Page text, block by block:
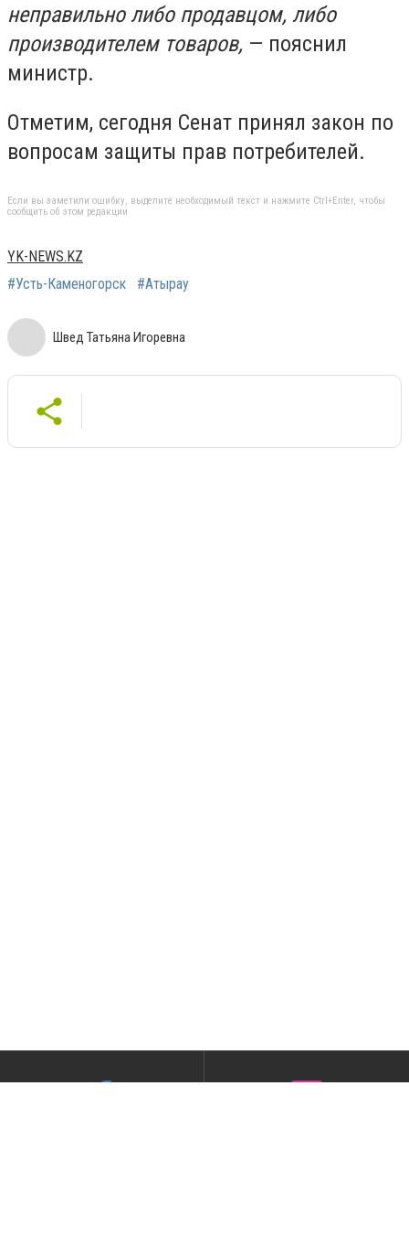
неправильно либо продавцом, либо
производителем товаров, — пояснил
министр.
Отметим, сегодня Сенат принял закон по
вопросам защиты прав потребителей.
Если вы заметили ошибку, выделите необходимый текст и нажмите Ctrl+Enter, чтобы
сообщить об этом редакции
YK-NEWS.KZ
#Усть-Каменогорск
#Атырау
Швед Татьяна Игоревна